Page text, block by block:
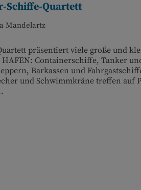
Schiffe-Quartett
Mandelartz
präsentiert viele große und
HAFEN: Containerschiffe, Tanker
Barkassen und
und Schwimmkräne treffen auf